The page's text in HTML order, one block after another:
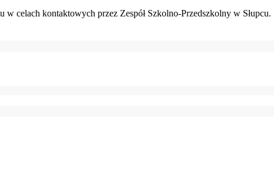
celach kontaktowych przez Zespół Szkolno-Przedszkolny w Słupcu.